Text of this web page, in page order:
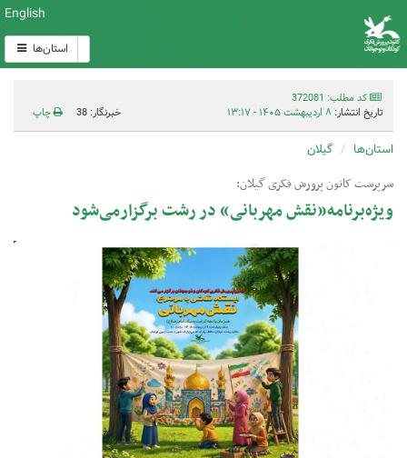
English
استان‌ها
کد مطلب: 372081
تاریخ انتشار: ۸ اردیبهشت ۱۴۰۵ - ۱۳:۱۷ خبرنگار: 38 چاپ
استان‌ها گیلان
سرپرست کانون پرورش فکری گیلان:
ویژه‌برنامه«نقش مهربانی» در رشت برگزارمی‌شود